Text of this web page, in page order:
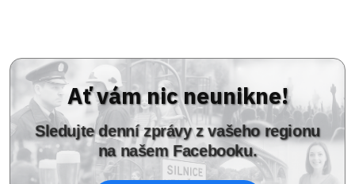
Ať vám nic neunikne!
Sledujte denní zprávy z vašeho regionu
na našem Facebooku.